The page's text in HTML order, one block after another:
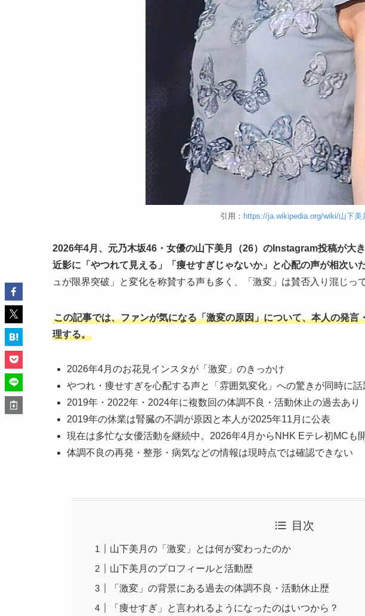
引用： https://ja.wikipedia.org/wiki/山下美
2026年4月、元乃木坂46・女優の山下美月（26）のInstagram投稿が大
近影に「やつれて見える」「痩せすぎじゃないか」と心配の声が相次いだ
ュが限界突破」と変化を称賛する声も多く、「激変」は賛否入り混じっ
この記事では、ファンが気になる「激変の原因」について、本人の発言
理する。
2026年4月のお花見インスタが「激変」のきっかけ
やつれ・痩せすぎを心配する声と「雰囲気変化」への驚きが同時に話
2019年・2022年・2024年に複数回の体調不良・活動休止の過去あり
2019年の休業は腎臓の不調が原因と本人が2025年11月に公表
現在は多忙な女優活動を継続中。2026年4月からNHK Eテレ初MCも
体調不良の再発・整形・病気などの情報は現時点では確認できない
目次
山下美月の「激変」とは何が変わったのか
山下美月のプロフィールと活動歴
「激変」の背景にある過去の体調不良・活動休止歴
「痩せすぎ」と言われるようになったのはいつから？